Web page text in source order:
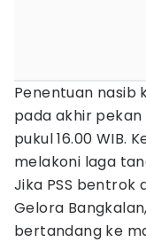
Penentuan nasib
pada akhir
pukul 16.00 WIB.
melakoni laga
Jika PSS bentrok
Gelora
bertandang ke